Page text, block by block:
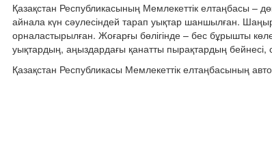
Қазақстан Республикасының Мемлекеттік елтаңбасы –
айнала күн сәулесіндей тарап уықтар шаншылған.
орналастырылған. Жоғарғы бөлігінде – бес бұрышты
уықтардың, аңыздардағы қанатты пырақтардың бейнесі,
Қазақстан Республикасы Мемлекеттік елтаңбасының